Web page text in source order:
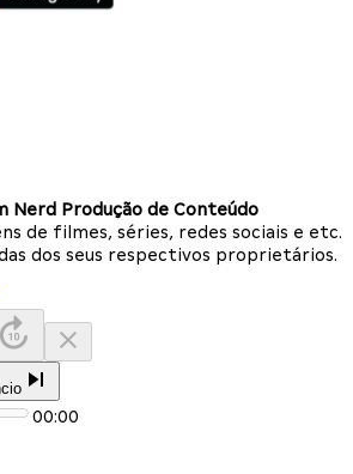
Nerd Produção de Conteúdo
de filmes, séries, redes sociais e etc.
dos seus respectivos proprietários.
00:00